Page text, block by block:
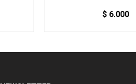
$ 6.000